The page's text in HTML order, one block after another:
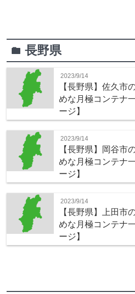
folder長野県
2023/9/14
【長野県】佐久市
めな月極コンテナ
ージ】
2023/9/14
【長野県】岡谷市
めな月極コンテナ
ージ】
2023/9/14
【長野県】上田市
めな月極コンテナ
ージ】